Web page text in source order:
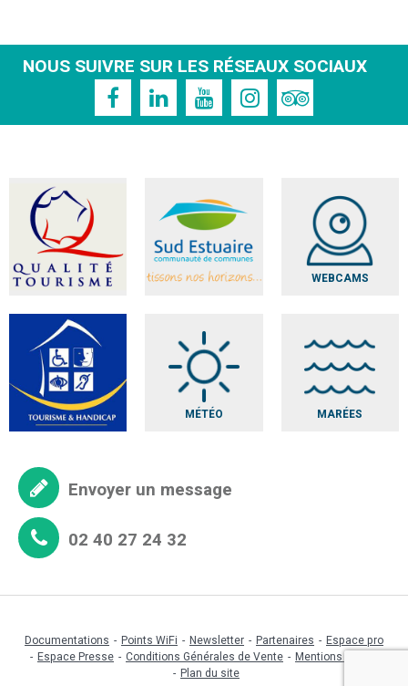
NOUS SUIVRE SUR LES RÉSEAUX SOCIAUX
WEBCAMS
MÉTÉO MARÉES
Envoyer un message
02 40 27 24 32
Documentations Points WiFi Newsletter Partenaires
Espace pro
Espace Presse
Conditions Générales de Vente
Mentions légales
Plan du site